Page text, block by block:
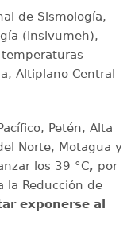
de Sismología,
(Insivumeh),
Altiplano Central
Petén, Alta
Norte, Motagua y
los 39 °C, por
la Reducción de
exponerse al